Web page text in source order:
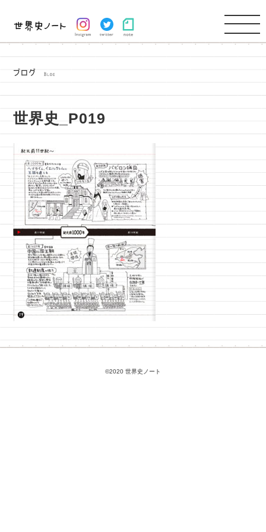
世界史_P019
©2020 世界史ノート